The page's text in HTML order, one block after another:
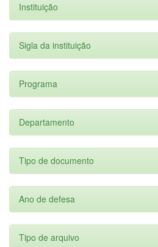
Instituição
Sigla da instituição
Programa
Departamento
Tipo de documento
Ano de defesa
Tipo de arquivo